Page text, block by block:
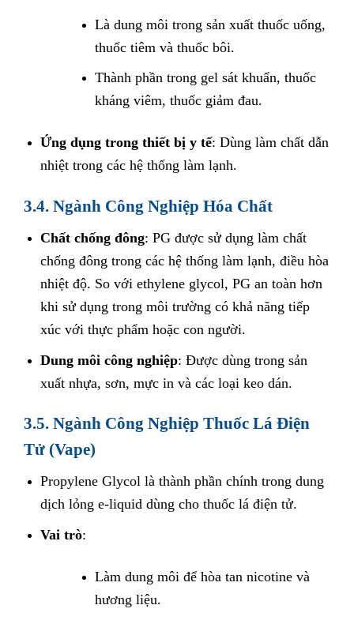
Là dung môi trong sản xuất thuốc uống,
thuốc tiêm và thuốc bôi.
Thành phần trong gel sát khuẩn, thuốc
kháng viêm, thuốc giảm đau.
Ứng dụng trong thiết bị y tế: Dùng làm chất dẫn
nhiệt trong các hệ thống làm lạnh.
3.4. Ngành Công Nghiệp Hóa Chất
Chất chống đông: PG được sử dụng làm chất
chống đông trong các hệ thống làm lạnh, điều hòa
nhiệt độ. So với ethylene glycol, PG an toàn hơn
khi sử dụng trong môi trường có khả năng tiếp
xúc với thực phẩm hoặc con người.
Dung môi công nghiệp: Được dùng trong sản
xuất nhựa, sơn, mực in và các loại keo dán.
3.5. Ngành Công Nghiệp Thuốc Lá Điện
Tử (Vape)
Propylene Glycol là thành phần chính trong dung
dịch lỏng e-liquid dùng cho thuốc lá điện tử.
Vai trò:
Làm dung môi để hòa tan nicotine và
hương liệu.